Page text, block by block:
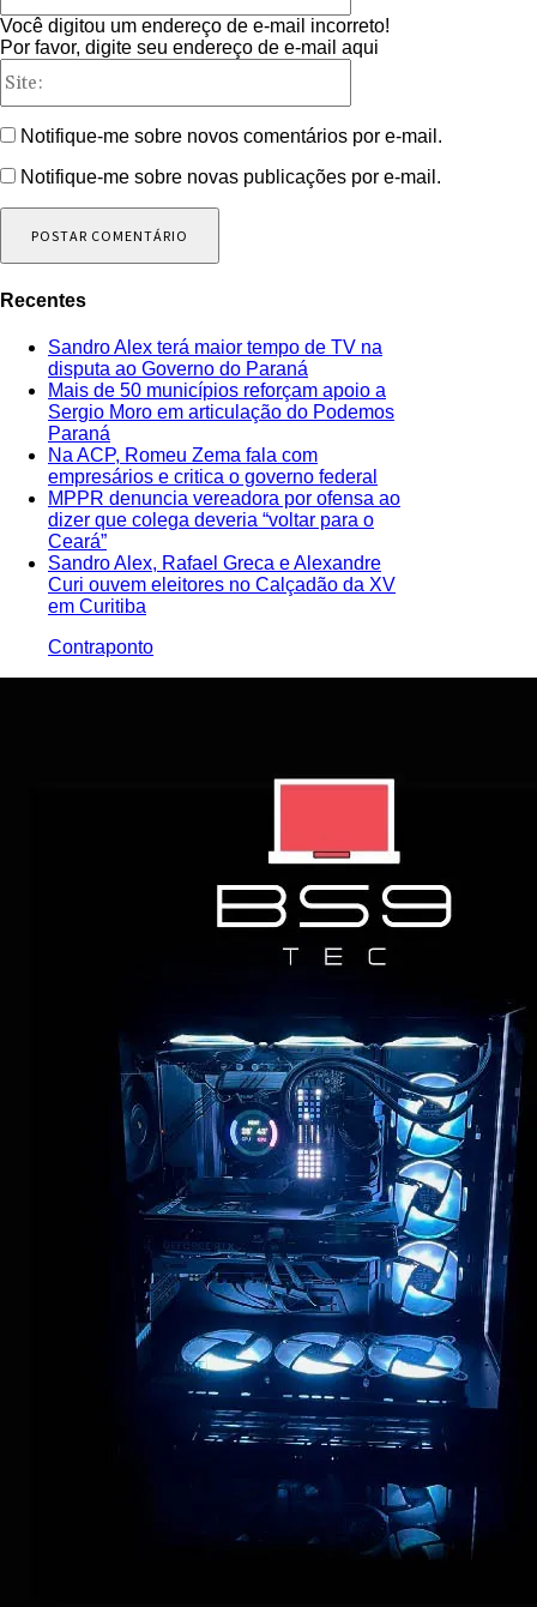
Você digitou um endereço de e-mail incorreto!
Por favor, digite seu endereço de e-mail aqui
Notifique-me sobre novos comentários por e-mail.
Notifique-me sobre novas publicações por e-mail.
Recentes
Sandro Alex terá maior tempo de TV na
disputa ao Governo do Paraná
Mais de 50 municípios reforçam apoio a
Sergio Moro em articulação do Podemos
Paraná
Na ACP, Romeu Zema fala com
empresários e critica o governo federal
MPPR denuncia vereadora por ofensa ao
dizer que colega deveria “voltar para o
Ceará”
Sandro Alex, Rafael Greca e Alexandre
Curi ouvem eleitores no Calçadão da XV
em Curitiba
Contraponto